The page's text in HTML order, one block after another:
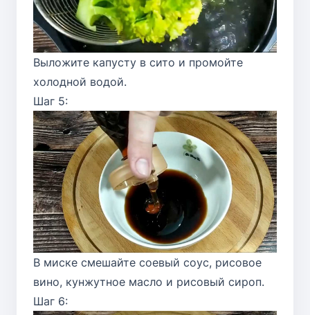
Выложите капусту в сито и промойте
холодной водой.
Шаг 5:
В миске смешайте соевый соус, рисовое
вино, кунжутное масло и рисовый сироп.
Шаг 6: